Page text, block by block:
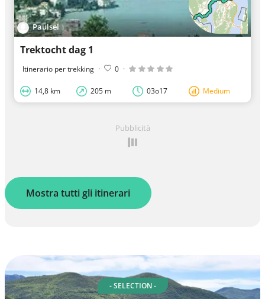
Paulsel
Trektocht dag 1
Itinerario per trekking · 0 ·
14,8 km 205 m 03o17 Medium
Pubblicità
Mostra tutti gli itinerari
- SELECTION -